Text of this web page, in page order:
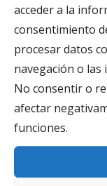
acceder a la
consentimiento
procesar datos
navegación o las
No consentir o
afectar
funciones.
ENTRADAS
Descubre Cómo
como
Entrevista a